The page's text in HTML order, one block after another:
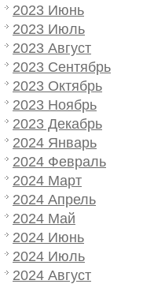
2023 Июнь
2023 Июль
2023 Август
2023 Сентябрь
2023 Октябрь
2023 Ноябрь
2023 Декабрь
2024 Январь
2024 Февраль
2024 Март
2024 Апрель
2024 Май
2024 Июнь
2024 Июль
2024 Август